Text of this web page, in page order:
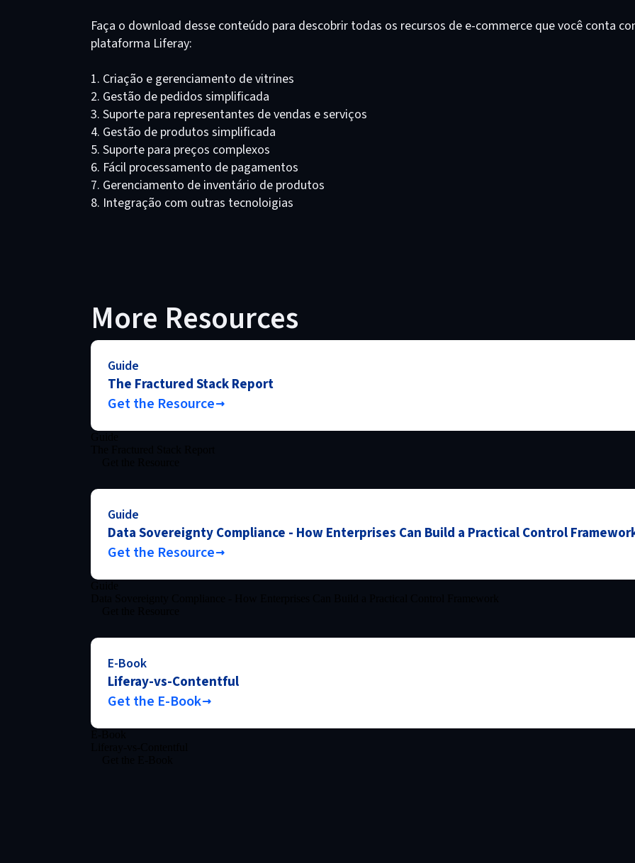
Faça o download desse conteúdo para descobrir todas os recursos de e-commerce que você conta
plataforma Liferay:
1. Criação e gerenciamento de vitrines
2. Gestão de pedidos simplificada
3. Suporte para representantes de vendas e serviços
4. Gestão de produtos simplificada
5. Suporte para preços complexos
6. Fácil processamento de pagamentos
7. Gerenciamento de inventário de produtos
8. Integração com outras tecnoloigias
More Resources
Guide
The Fractured Stack Report
Get the Resource
Guide
Data Sovereignty Compliance - How Enterprises Can Build a Practical Control
Get the Resource
E-Book
Liferay-vs-Contentful
Get the E-Book